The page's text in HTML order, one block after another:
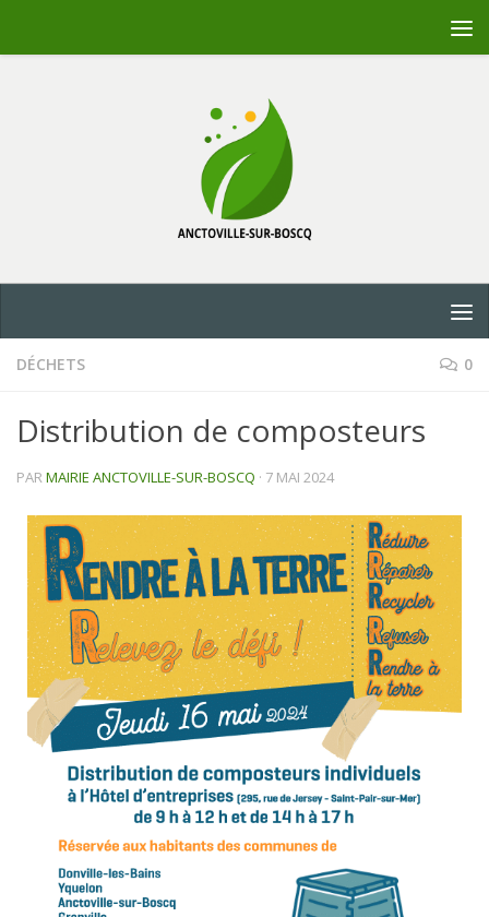
DÉCHETS 0
Distribution de composteurs
PARMAIRIE ANCTOVILLE-SUR-BOSCQ · 7 MAI 2024